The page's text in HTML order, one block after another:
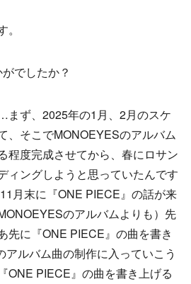
でしたか？
ず、2025年の1月、2月のスケ
、そこでMONOEYESのアルバム
程度完成させてから、春にロサン
ィングしようと思っていたんです
月末に『ONE PIECE』の話が来
のアルバムよりも）先
先に『ONE PIECE』の曲を書き
ルバム曲の制作に入っていこう
ONE PIECE』の曲を書き上げる